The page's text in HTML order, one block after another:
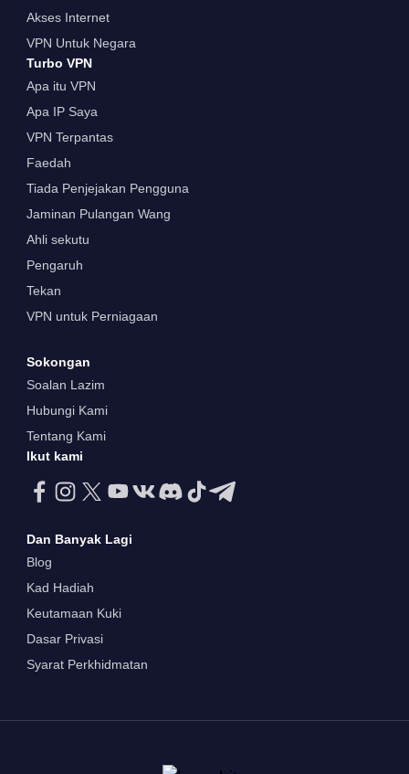
Akses Internet
VPN Untuk Negara
Turbo VPN
Apa itu VPN
Apa IP Saya
VPN Terpantas
Faedah
Tiada Penjejakan Pengguna
Jaminan Pulangan Wang
Ahli sekutu
Pengaruh
Tekan
VPN untuk Perniagaan
Sokongan
Soalan Lazim
Hubungi Kami
Tentang Kami
Ikut kami
Dan Banyak Lagi
Blog
Kad Hadiah
Keutamaan Kuki
Dasar Privasi
Syarat Perkhidmatan